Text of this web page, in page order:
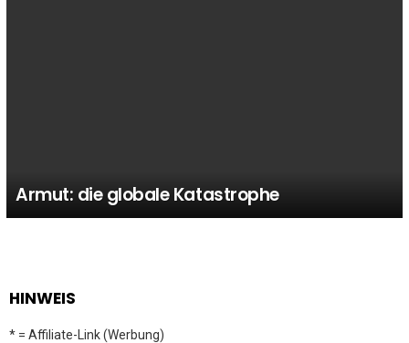
Armut: die globale Katastrophe
HINWEIS
* = Affiliate-Link (Werbung)